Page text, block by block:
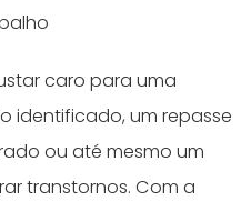
caro para uma
identificado, um repasse
ou até mesmo um
transtornos. Com a